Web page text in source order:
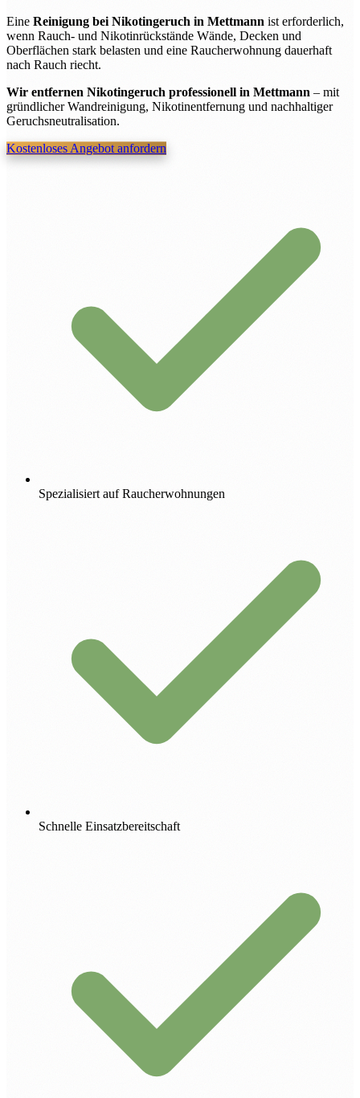
Eine Reinigung bei Nikotingeruch in Mettmann ist erforderlich,
wenn Rauch- und Nikotinrückstände Wände, Decken und
Oberflächen stark belasten und eine Raucherwohnung dauerhaft
nach Rauch riecht.
Wir entfernen Nikotingeruch professionell in Mettmann – mit
gründlicher Wandreinigung, Nikotinentfernung und nachhaltiger
Geruchsneutralisation.
Kostenloses Angebot anfordern
Spezialisiert auf Raucherwohnungen
Schnelle Einsatzbereitschaft